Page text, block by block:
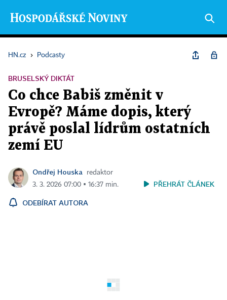
HN.cz › Podcasty
BRUSELSKÝ DIKTÁT
Co chce Babiš změnit v
Evropě? Máme dopis, který
právě poslal lídrům ostatních
zemí EU
Ondřej Houska
redaktor
3. 3. 2026 07:00 ▪ 16:37 min.
PŘEHRÁT ČLÁNEK
ODEBÍRAT AUTORA